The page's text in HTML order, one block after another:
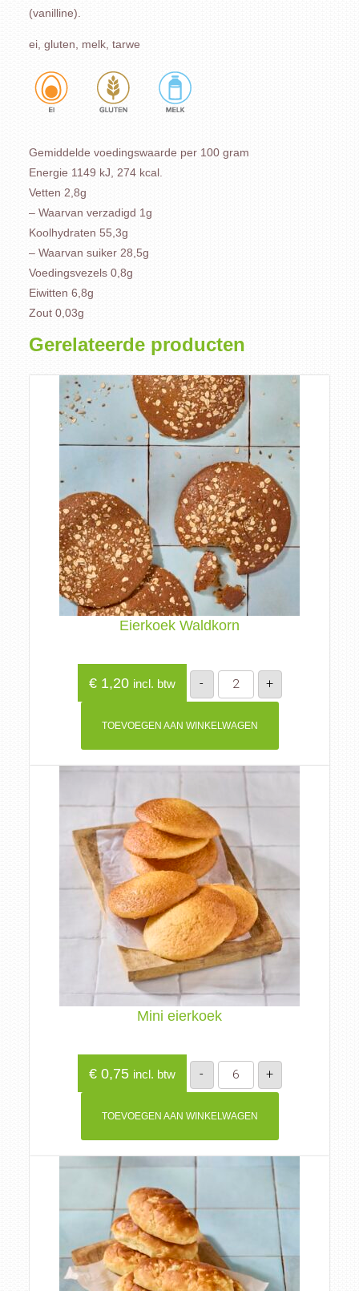
(vanilline).
ei, gluten, melk, tarwe
Gemiddelde voedingswaarde per 100 gram
Energie 1149 kJ, 274 kcal.
Vetten 2,8g
– Waarvan verzadigd 1g
Koolhydraten 55,3g
– Waarvan suiker 28,5g
Voedingsvezels 0,8g
Eiwitten 6,8g
Zout 0,03g
Gerelateerde producten
Eierkoek Waldkorn
€1,20 incl. btw -
Eierkoek
Waldkorn
aantal
+
TOEVOEGEN AAN WINKELWAGEN
Mini eierkoek
€0,75 incl. btw -
Mini
eierkoek
aantal
+
TOEVOEGEN AAN WINKELWAGEN